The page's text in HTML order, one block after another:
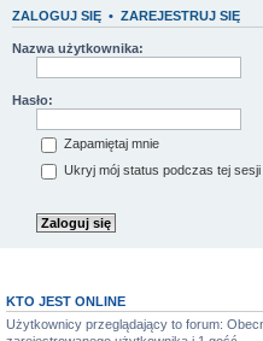
ZALOGUJ SIĘ • ZAREJESTRUJ SIĘ
Nazwa użytkownika:
Hasło:
Zapamiętaj mnie
Ukryj mój status podczas tej sesji
KTO JEST ONLINE
Użytkownicy przeglądający to forum: